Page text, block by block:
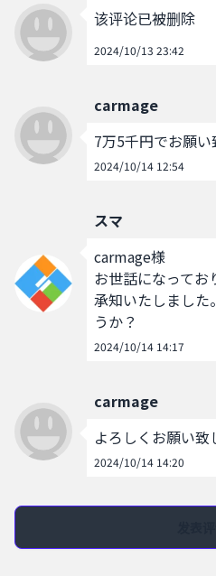
该评论已被删除
2024/10/13 23:42
carmage
7万5千円でお願い
2024/10/14 12:54
スマ
carmage様
お世話になってお
承知いたしました
うか？
2024/10/14 14:17
carmage
よろしくお願い致
2024/10/14 14:20